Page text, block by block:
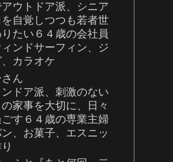
ウトドア派、シニア
自覚しつつも若者世
たい６４歳の会社員
ンドサーフィン、ジ
、カラオケ
ん
ドア派、刺激のない
家事を大切に、日々
す６４歳の専業主婦
、お菓子、エスニッ